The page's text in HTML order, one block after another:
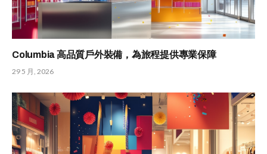
Columbia 高品質戶外裝備，為旅程提供專業保障
29 5 月, 2026